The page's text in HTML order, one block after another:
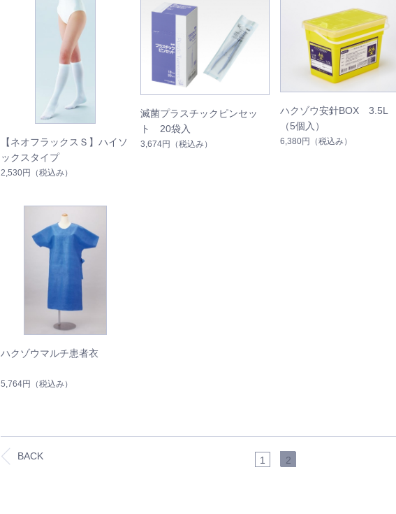
【ネオフラックスＳ】ハイソ
ックスタイプ
2,530円 （税込み）
滅菌プラスチックピンセッ
ト 20袋入
3,674円 （税込み）
ハクゾウ安針BOX 3.5L
（5個入）
6,380円 （税込み）
ハクゾウマルチ患者衣
5,764円 （税込み）
BACK 1 2